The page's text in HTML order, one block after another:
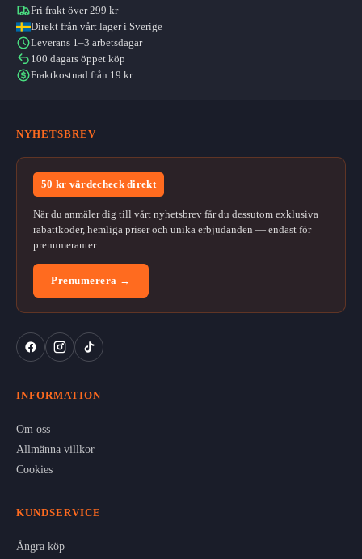
Fri frakt över 299 kr
Direkt från vårt lager i Sverige
Leverans 1–3 arbetsdagar
100 dagars öppet köp
Fraktkostnad från 19 kr
NYHETSBREV
50 kr värdecheck direkt
När du anmäler dig till vårt nyhetsbrev får du dessutom exklusiva
rabattkoder, hemliga priser och unika erbjudanden — endast för
prenumeranter.
Prenumerera →
INFORMATION
Om oss
Allmänna villkor
Cookies
KUNDSERVICE
Ångra köp